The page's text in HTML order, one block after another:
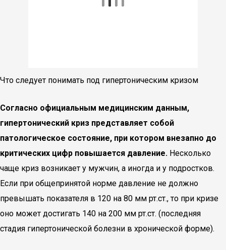
Что следует понимать под гипертоническим кризом
Согласно официальным медицинским данным,
гипертонический криз представляет собой
патологическое состояние, при котором внезапно до
критических цифр повышается давление. Несколько
чаще криз возникает у мужчин, а иногда и у подростков.
Если при общепринятой норме давление не должно
превышать показателя в 120 на 80 мм рт.ст., то при кризе
оно может достигать 140 на 200 мм рт.ст. (последняя
стадия гипертонической болезни в хронической форме).